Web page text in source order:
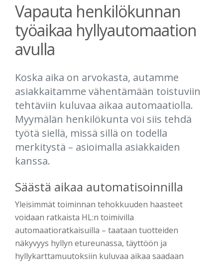
Vapauta henkilökunnan
työaikaa hyllyautomaation
avulla
Koska aika on arvokasta, autamme
asiakkaitamme vähentämään toistuviin
tehtäviin kuluvaa aikaa automaatiolla.
Myymälän henkilökunta voi siis tehdä
työtä siellä, missä sillä on todella
merkitystä – asioimalla asiakkaiden
kanssa.
Säästä aikaa automatisoinnilla
Yleisimmät toiminnan tehokkuuden haasteet
voidaan ratkaista HL:n toimivilla
automaatioratkaisuilla – taataan tuotteiden
näkyvyys hyllyn etureunassa, täyttöön ja
hyllykarttamuutoksiin kuluvaa aikaa saadaan